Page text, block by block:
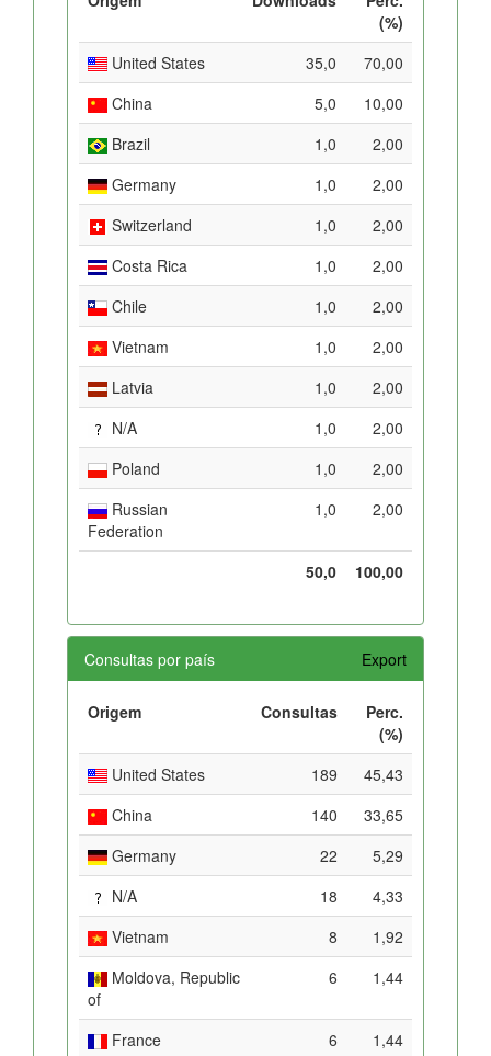
(%)
United States
35,0
70,00
China
5,0
10,00
Brazil
1,0
2,00
Germany
1,0
2,00
Switzerland
1,0
2,00
Costa Rica
1,0
2,00
Chile
1,0
2,00
Vietnam
1,0
2,00
Latvia
1,0
2,00
N/A
1,0
2,00
Poland
1,0
2,00
Russian
Federation
1,0 2,00
50,0 100,00
Consultas por país Export
Origem Consultas
Perc.
(%)
United States
189
45,43
China
140
33,65
Germany
22
5,29
N/A
18
4,33
Vietnam
8
1,92
Moldova, Republic
of
6 1,44
France 6
1,44